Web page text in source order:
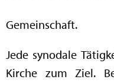
Gemeinschaft.
Jede synodale
Kirche zum Ziel.